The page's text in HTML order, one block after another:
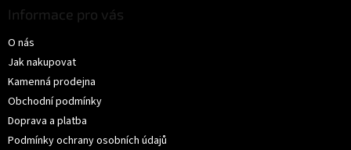
Informace pro vás
O nás
Jak nakupovat
Kamenná prodejna
Obchodní podmínky
Doprava a platba
Podmínky ochrany osobních údajů